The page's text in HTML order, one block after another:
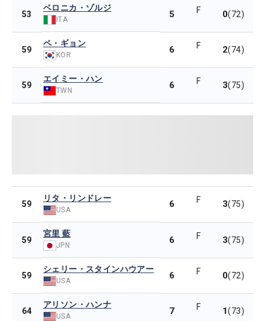
53
ベロニカ・ゾルジ
ITA 5 F 0(72)
59
ペ・ギョン
KOR 6 F 2(74)
59
エイミー・ハン
TWN 6 F 3(75)
59
リタ・リンドレー
USA
6 F 3(75)
59
宮里 藍
JPN 6 F 3(75)
59
シェリー・スタインハウアー
USA 6 F 0(72)
64
アリソン・ハンナ
USA 7 F 1(73)